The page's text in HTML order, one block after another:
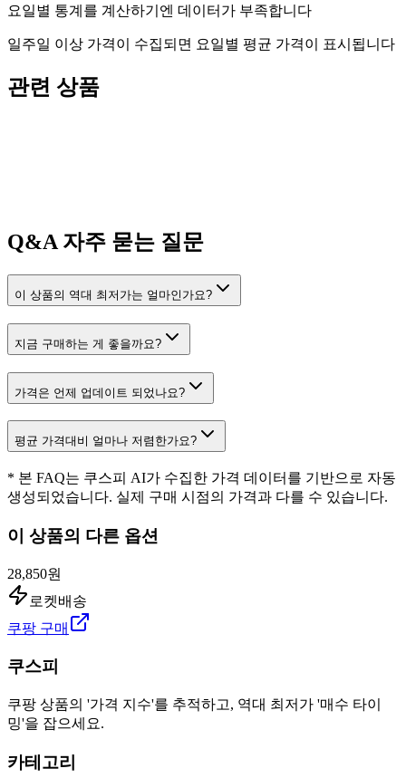
요일별 통계를 계산하기엔 데이터가 부족합니다
일주일 이상 가격이 수집되면 요일별 평균 가격이 표시됩니다
관련 상품
Q&A자주 묻는 질문
이 상품의 역대 최저가는 얼마인가요?
지금 구매하는 게 좋을까요?
가격은 언제 업데이트 되었나요?
평균 가격대비 얼마나 저렴한가요?
* 본 FAQ는 쿠스피 AI가 수집한 가격 데이터를 기반으로 자동
생성되었습니다. 실제 구매 시점의 가격과 다를 수 있습니다.
이 상품의 다른 옵션
28,850원
로켓배송
쿠팡 구매
쿠스피
쿠팡 상품의 '가격 지수'를 추적하고, 역대 최저가 '매수 타이
밍'을 잡으세요.
카테고리